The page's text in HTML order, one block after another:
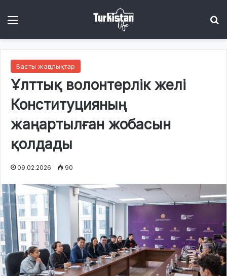
Басты жаңалықтар
Ұлттық волонтерлік желі
Конституцияның
жаңартылған жобасын
қолдады
09.02.2026 90